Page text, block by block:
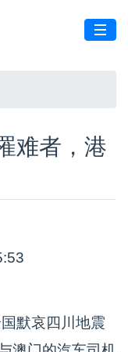
难者，港
默哀四川地震